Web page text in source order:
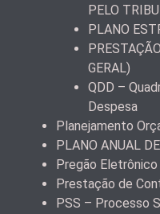
PELO
PLANO
GERAL)
QDD –
Despesa
Planejamento
PLANO ANUAL
Pregão Eletrônico
Prestação de
PSS – Processo